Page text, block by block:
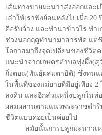
เส้นทางขายมะนาวส่งออกและ
เล่าให้เราฟังย้อนหลังไปเมื่อ
คือรับจ้าง และทำนาข้าวไร่ ทำ
ช่วงนอกฤดูทำนามาสารพัด แต่
โอกาสมาถึงจุดเปลี่ยนของชีวิต
แนะนำจากเกษตรตำบลทุ่งผึ้ง(
กิ่งตอน(พันธุ์ผสมตาฮิติ) ซึ่งทนแ
ในพื้นที่ของแม่ยายที่มีอยู่เพียง
ลงดิน และอีกส่วนหนึ่งปลูกในท่
ผสมผสานตามแนวพระราชดำริ
ชีวิตแบบค่อยเป็นค่อยไป
สมัยนั้นการปลูกมะนาวเหมือ